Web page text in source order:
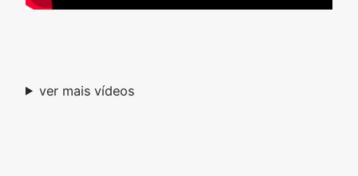
ver mais vídeos